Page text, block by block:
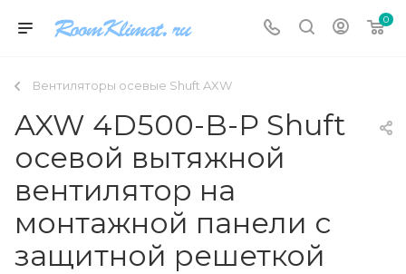
0
Вентиляторы осевые Shuft AXW
AXW 4D500-B-P Shuft
осевой вытяжной
вентилятор на
монтажной панели с
защитной решеткой